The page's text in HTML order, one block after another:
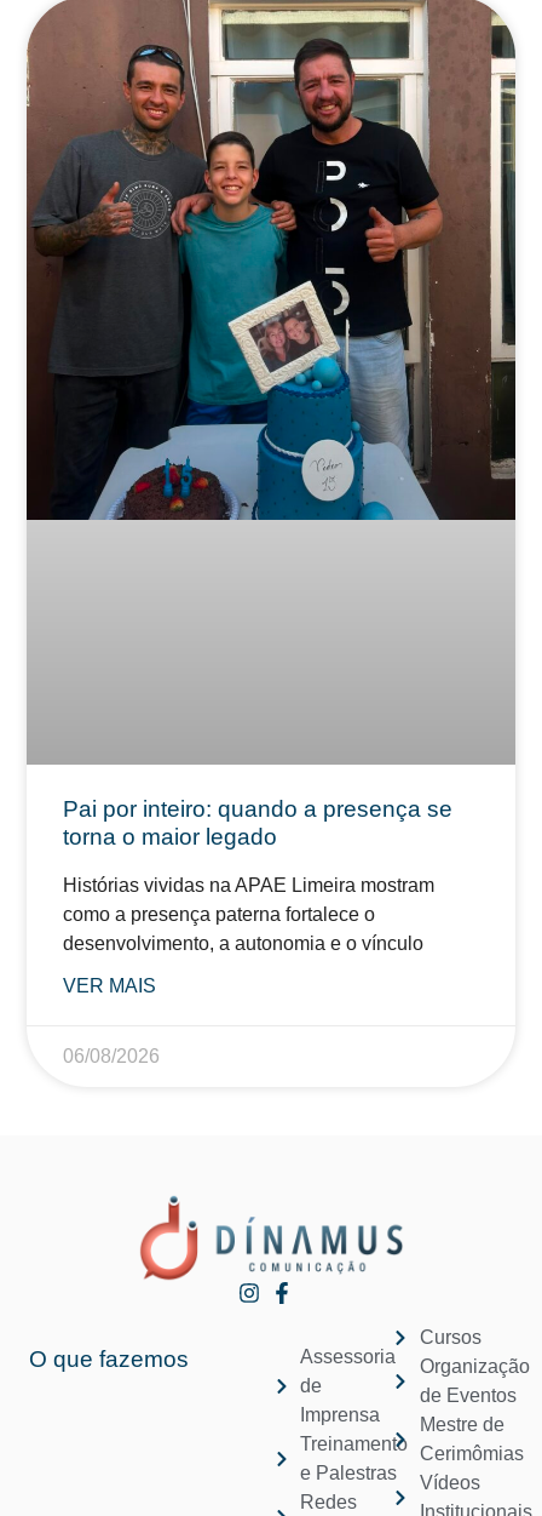
Pai por inteiro: quando a presença se
torna o maior legado
Histórias vividas na APAE Limeira mostram
como a presença paterna fortalece o
desenvolvimento, a autonomia e o vínculo
VER MAIS
06/08/2026
O que fazemos
Assessoria
de
Imprensa
Treinamento
e Palestras
Redes
Cursos
Organização
de Eventos
Mestre de
Cerimômias
Vídeos